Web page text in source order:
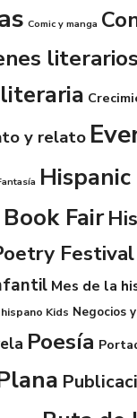
Comic y manga
literarios
y relato
Hispanic
Fair
Festival
Mes de la
Kids Negocios
Poesía